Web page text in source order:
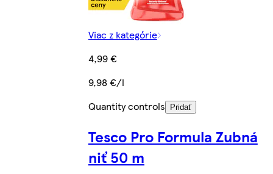
Viac z kategórie
4,99 €
9,98 €/l
Quantity controls
Pridať
Tesco Pro Formula Zubná
niť 50 m